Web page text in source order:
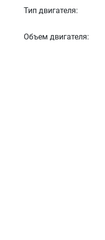
Тип двигателя:
Объем двигателя: